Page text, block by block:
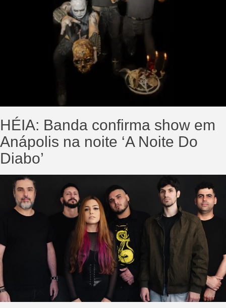
HÉIA: Banda confirma show em
Anápolis na noite ‘A Noite Do
Diabo’